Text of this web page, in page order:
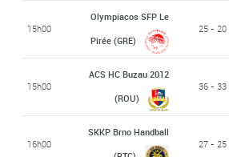
15h00
Olympiacos SFP Le
Pirée (GRE)
25 - 20
15h00
ACS HC Buzau 2012
(ROU)
36 - 33
16h00
SKKP Brno Handball
27 - 25